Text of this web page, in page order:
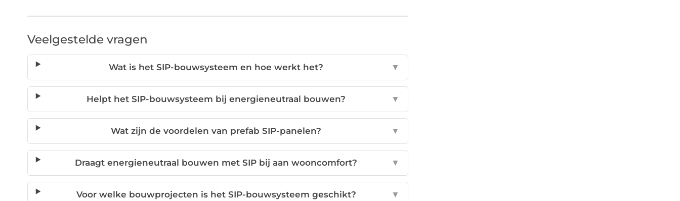
Veelgestelde vragen
Wat is het SIP-bouwsysteem en hoe werkt het? ▼
Helpt het SIP-bouwsysteem bij energieneutraal bouwen? ▼
Wat zijn de voordelen van prefab SIP-panelen? ▼
Draagt energieneutraal bouwen met SIP bij aan wooncomfort? ▼
Voor welke bouwprojecten is het SIP-bouwsysteem geschikt? ▼